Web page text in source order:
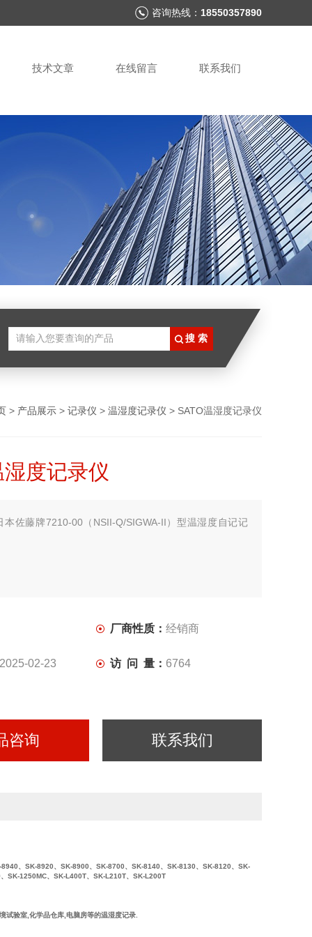
咨询热线： 18550357890
技术文章 在线留言 联系我们
> 产品展示 > 记录仪 > 温湿度记录仪 > SATO温湿度记录仪
湿度记录仪
本佐藤牌7210-00（NSII-Q/SIGWA-II）型温湿度自记记
厂商性质： 经销商
2025-02-23 访 问 量： 6764
咨询 联系我们
、SK-8920、SK-8900、SK-8700、SK-8140、SK-8130、SK-8120、SK-
SK-1250MC、SK-L400T、SK-L210T、SK-L200T
验室,化学品仓库,电脑房等的温湿度记录.